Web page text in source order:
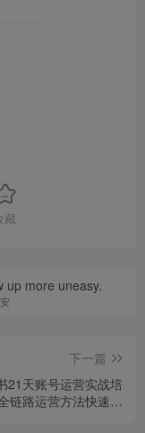
藏
up more uneasy.
下一篇
21天账号运营实战培
链路运营方法快速搭